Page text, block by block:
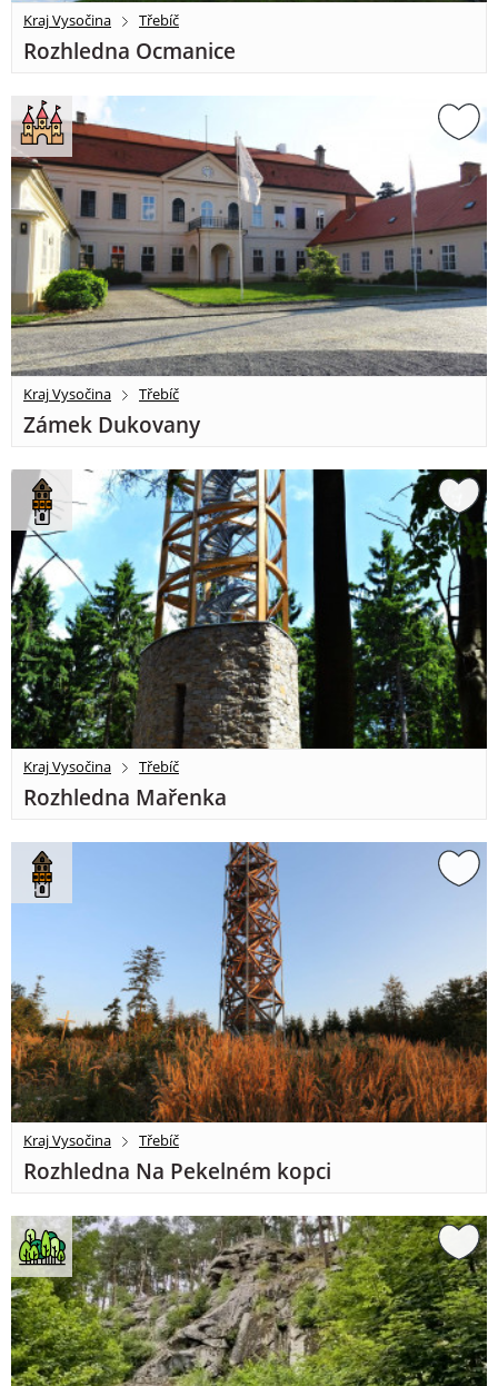
Kraj Vysočina Třebíč
Rozhledna Ocmanice
Kraj Vysočina Třebíč
Zámek Dukovany
Kraj Vysočina Třebíč
Rozhledna Mařenka
Kraj Vysočina Třebíč
Rozhledna Na Pekelném kopci